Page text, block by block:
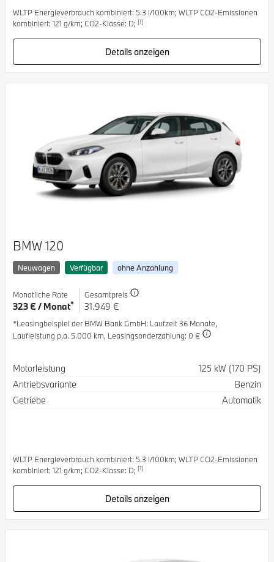
WLTP Energieverbrauch kombiniert: 5.3 l/100km; WLTP CO2-Emissionen
kombiniert: 121 g/km; CO2-Klasse: D; [1]
Details anzeigen
BMW 120
Neuwagen Verfügbar ohne Anzahlung
Monatliche Rate
323 € / Monat*
Gesamtpreis
31.949 €
*Leasingbeispiel der BMW Bank GmbH: Laufzeit 36 Monate,
Laufleistung p.a. 5.000 km, Leasingsonderzahlung: 0 €
Spezifikation
Motorleistung
125 kW (170 PS)
Antriebsvariante
Benzin
Getriebe
Automatik
WLTP Energieverbrauch kombiniert: 5.3 l/100km; WLTP CO2-Emissionen
kombiniert: 121 g/km; CO2-Klasse: D; [1]
Details anzeigen